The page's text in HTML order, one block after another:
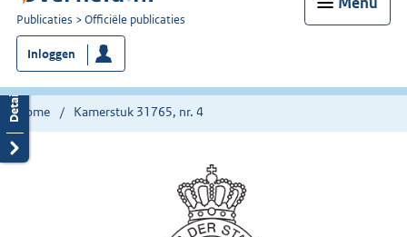
U
bent
nu
hier:
Publicaties Officiële publicaties
Inloggen
Home Kamerstuk 31765, nr. 4